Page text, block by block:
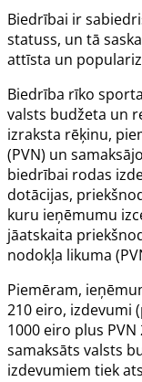
Biedrībai ir
statuss, un tā
attīsta un
Biedrība rīko
valsts budžeta un
izraksta rēķinu,
(PVN) un
biedrībai rodas
dotācijas,
kuru ieņēmumu
jāatskaita
nodokļa likuma
Piemēram,
210 eiro, izdevumi
1000 eiro plus
samaksāts valsts
izdevumiem tiek